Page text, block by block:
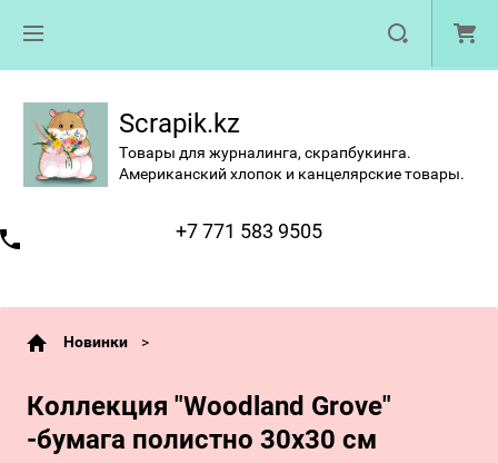
Scrapik.kz
Товары для журналинга, скрапбукинга.
Американский хлопок и канцелярские товары.
+7 771 583 9505
Новинки
Коллекция "Woodland Grove"
-бумага полистно 30х30 см